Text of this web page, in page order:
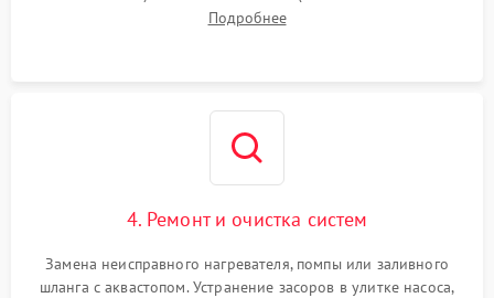
концевика дверцы и электронного модуля управления.
Подробнее
4. Ремонт и очистка систем
Замена неисправного нагревателя, помпы или заливного
шланга с аквастопом. Устранение засоров в улитке насоса,